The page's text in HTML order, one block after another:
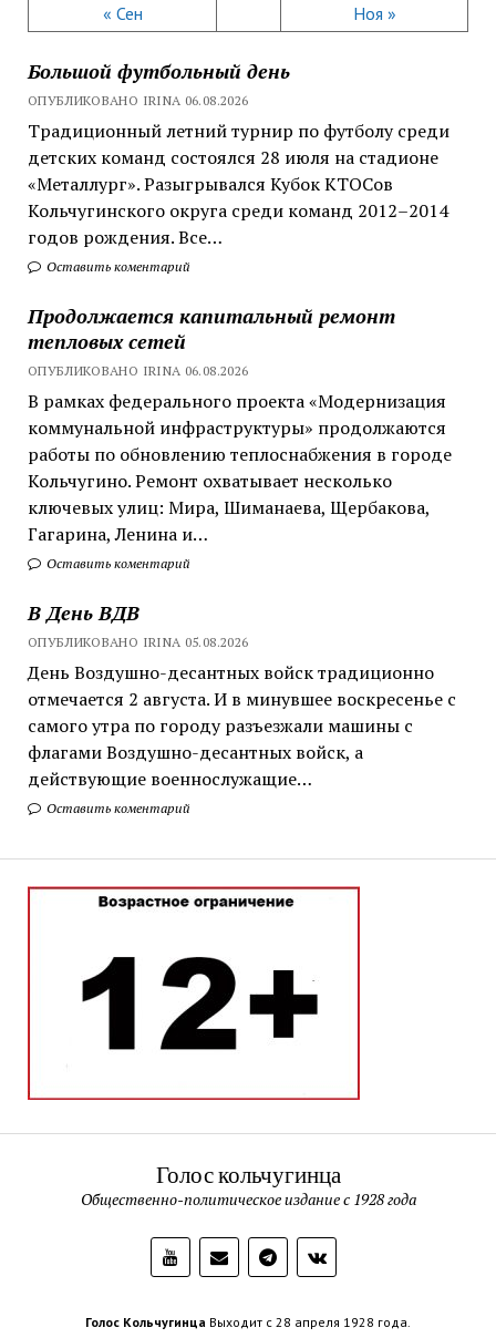
« Сен Ноя »
Большой футбольный день
ОПУБЛИКОВАНО IRINA 06.08.2026
Традиционный летний турнир по футболу среди
детских команд состоялся 28 июля на стадионе
«Металлург». Разыгрывался Кубок КТОСов
Кольчугинского округа среди команд 2012–2014
годов рождения. Все…
Оставить коментарий
Продолжается капитальный ремонт
тепловых сетей
ОПУБЛИКОВАНО IRINA 06.08.2026
В рамках федерального проекта «Модернизация
коммунальной инфраструктуры» продолжаются
работы по обновлению теплоснабжения в городе
Кольчугино. Ремонт охватывает несколько
ключевых улиц: Мира, Шиманаева, Щербакова,
Гагарина, Ленина и…
Оставить коментарий
В День ВДВ
ОПУБЛИКОВАНО IRINA 05.08.2026
День Воздушно-десантных войск традиционно
отмечается 2 августа. И в минувшее воскресенье с
самого утра по городу разъезжали машины с
флагами Воздушно-десантных войск, а
действующие военнослужащие…
Оставить коментарий
Голос кольчугинца
Общественно-политическое издание с 1928 года
Голос Кольчугинца Выходит с 28 апреля 1928 года.